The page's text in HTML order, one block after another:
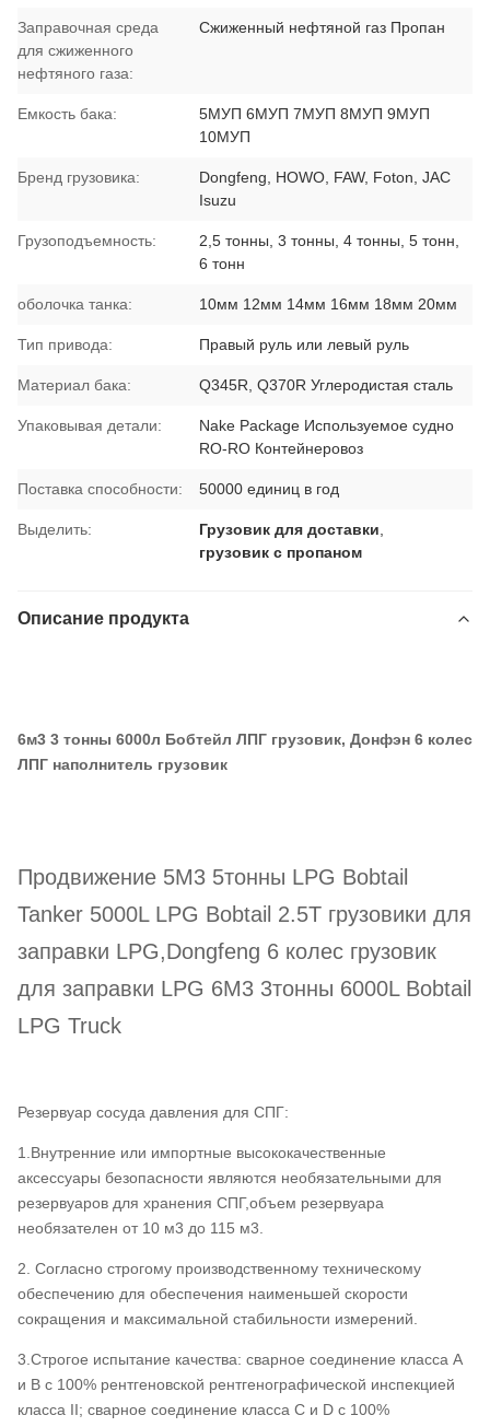
Заправочная среда
для сжиженного
нефтяного газа:
Сжиженный нефтяной газ Пропан
Емкость бака:
5МУП 6МУП 7МУП 8МУП 9МУП
10МУП
Бренд грузовика:
Dongfeng, HOWO, FAW, Foton, JAC
Isuzu
Грузоподъемность:
2,5 тонны, 3 тонны, 4 тонны, 5 тонн,
6 тонн
оболочка танка: 10мм 12мм 14мм 16мм 18мм 20мм
Тип привода: Правый руль или левый руль
Материал бака: Q345R, Q370R Углеродистая сталь
Упаковывая детали:
Nake Package Используемое судно
RO-RO Контейнеровоз
Поставка способности: 50000 единиц в год
Выделить: Грузовик для доставки
грузовик с пропаном
Описание продукта
6м3 3 тонны 6000л Бобтейл ЛПГ грузовик, Донфэн 6 колес
ЛПГ наполнитель грузовик
Продвижение 5M3 5тонны LPG Bobtail
Tanker 5000L LPG Bobtail 2.5Т грузовики для
заправки LPG,Dongfeng 6 колес грузовик
для заправки LPG 6M3 3тонны 6000L Bobtail
LPG Truck
Резервуар сосуда давления для СПГ:
1.Внутренние или импортные высококачественные
аксессуары безопасности являются необязательными для
резервуаров для хранения СПГ,объем резервуара
необязателен от 10 м3 до 115 м3.
2. Согласно строгому производственному техническому
обеспечению для обеспечения наименьшей скорости
сокращения и максимальной стабильности измерений.
3.Строгое испытание качества: сварное соединение класса А
и B с 100% рентгеновской рентгенографической инспекцией
класса II; сварное соединение класса С и D с 100%